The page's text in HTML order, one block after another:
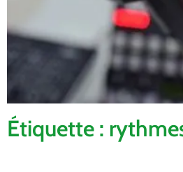
Étiquette :